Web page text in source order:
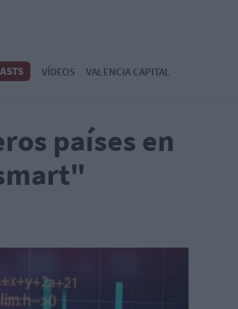
VÍDEOS VALENCIA CAPITAL
países en